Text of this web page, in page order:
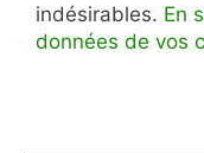
indésirables. En
données de vos